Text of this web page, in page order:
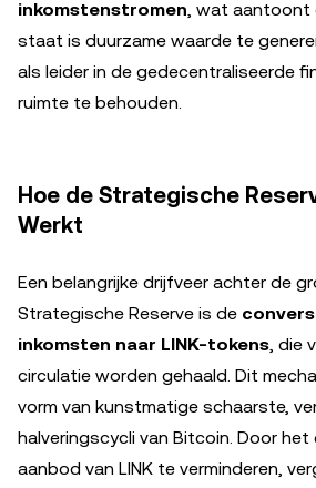
inkomstenstromen, wat aantoont
staat is duurzame waarde te
als leider in de gedecentraliseerde
ruimte te behouden.
Hoe de Strategische
Werkt
Een belangrijke drijfveer achter de
Strategische Reserve is de
inkomsten naar LINK-tokens, die
circulatie worden gehaald. Dit
vorm van kunstmatige schaarste,
halveringscycli van Bitcoin. Door het
aanbod van LINK te verminderen,